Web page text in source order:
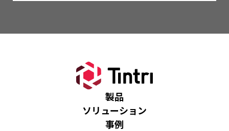
製品
ソリューション
事例